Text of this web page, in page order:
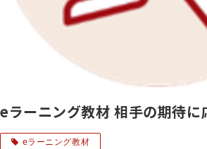
eラーニング教材 相手の期待に
eラーニング教材